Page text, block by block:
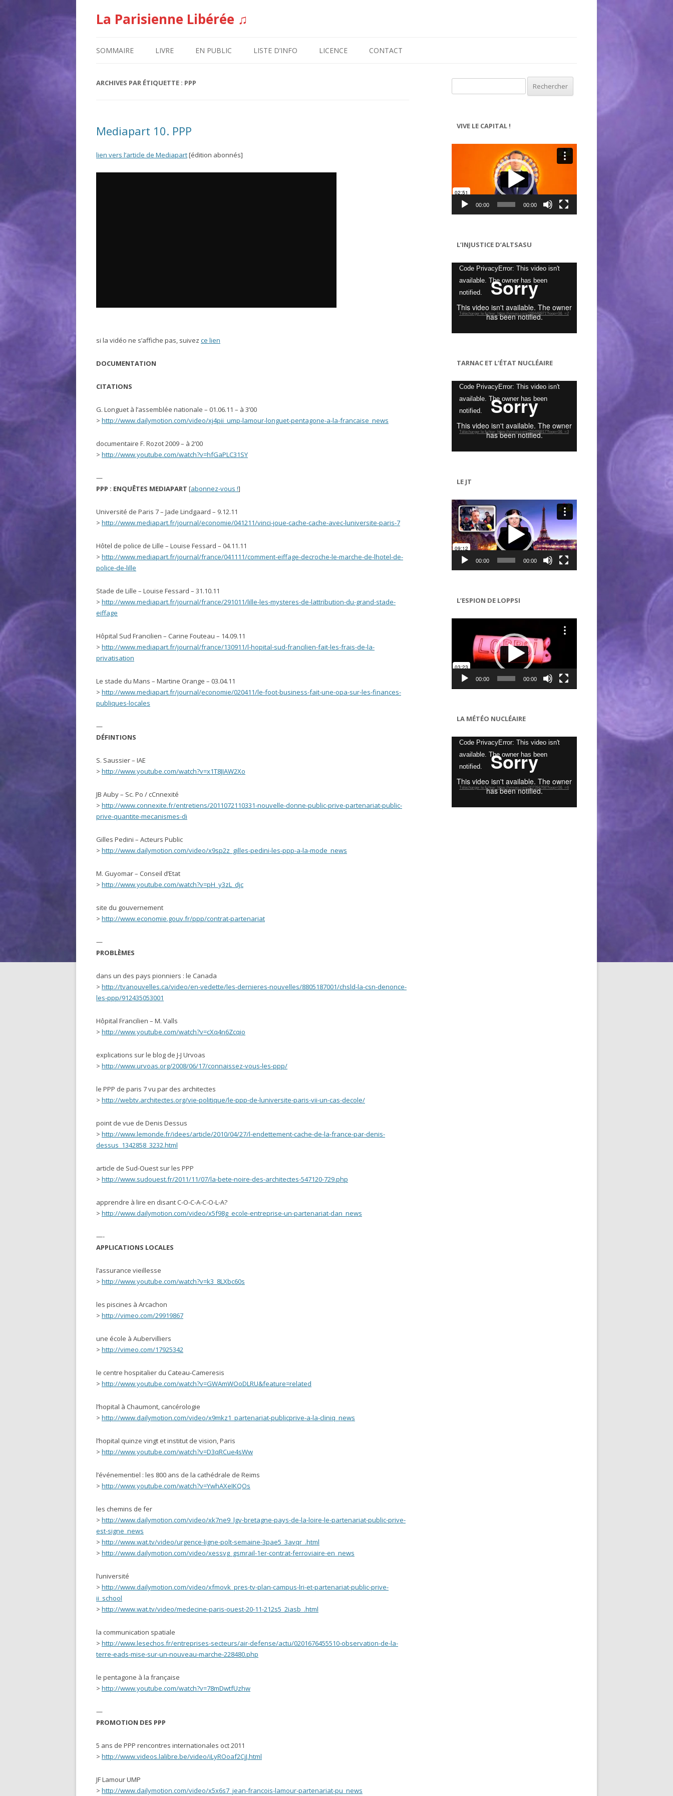
La Parisienne Libérée ♫
SOMMAIRE LIVRE EN PUBLIC LISTE D’INFO LICENCE CONTACT
ARCHIVES PAR ÉTIQUETTE : PPP
Mediapart 10. PPP
lien vers l’article de Mediapart[édition abonnés]
si la vidéo ne s’affiche pas, suivez ce lien
DOCUMENTATION
CITATIONS
G. Longuet à l’assemblée nationale – 01.06.11 – à 3’00
> http://www.dailymotion.com/video/xj4pii_ump-lamour-longuet-pentagone-a-la-francaise_news
documentaire F. Rozot 2009 – à 2’00
> http://www.youtube.com/watch?v=hfGaPLC31SY
—
PPP : ENQUÊTES MEDIAPART [abonnez-vous !]
Université de Paris 7 – Jade Lindgaard – 9.12.11
> http://www.mediapart.fr/journal/economie/041211/vinci-joue-cache-cache-avec-luniversite-paris-7
Hôtel de police de Lille – Louise Fessard – 04.11.11
> http://www.mediapart.fr/journal/france/041111/comment-eiffage-decroche-le-marche-de-lhotel-de-
police-de-lille
Stade de Lille – Louise Fessard – 31.10.11
> http://www.mediapart.fr/journal/france/291011/lille-les-mysteres-de-lattribution-du-grand-stade-
eiffage
Hôpital Sud Francilien – Carine Fouteau – 14.09.11
> http://www.mediapart.fr/journal/france/130911/l-hopital-sud-francilien-fait-les-frais-de-la-
privatisation
Le stade du Mans – Martine Orange – 03.04.11
> http://www.mediapart.fr/journal/economie/020411/le-foot-business-fait-une-opa-sur-les-finances-
publiques-locales
—
DÉFINTIONS
S. Saussier – IAE
> http://www.youtube.com/watch?v=x1T8JIAW2Xo
JB Auby – Sc. Po / cCnnexité
> http://www.connexite.fr/entretiens/2011072110331-nouvelle-donne-public-prive-partenariat-public-
prive-quantite-mecanismes-di
Gilles Pedini – Acteurs Public
> http://www.dailymotion.com/video/x9sp2z_gilles-pedini-les-ppp-a-la-mode_news
M. Guyomar – Conseil d’Etat
> http://www.youtube.com/watch?v=pH_y3zL_djc
site du gouvernement
> http://www.economie.gouv.fr/ppp/contrat-partenariat
—
PROBLÈMES
dans un des pays pionniers : le Canada
> http://tvanouvelles.ca/video/en-vedette/les-dernieres-nouvelles/8805187001/chsld-la-csn-denonce-
les-ppp/912435053001
Hôpital Francilien – M. Valls
> http://www.youtube.com/watch?v=cXq4n6Zcqio
explications sur le blog de J-J Urvoas
> http://www.urvoas.org/2008/06/17/connaissez-vous-les-ppp/
le PPP de paris 7 vu par des architectes
> http://webtv.architectes.org/vie-politique/le-ppp-de-luniversite-paris-vii-un-cas-decole/
point de vue de Denis Dessus
> http://www.lemonde.fr/idees/article/2010/04/27/l-endettement-cache-de-la-france-par-denis-
dessus_1342858_3232.html
article de Sud-Ouest sur les PPP
> http://www.sudouest.fr/2011/11/07/la-bete-noire-des-architectes-547120-729.php
apprendre à lire en disant C-O-C-A-C-O-L-A?
> http://www.dailymotion.com/video/x5f98g_ecole-entreprise-un-partenariat-dan_news
—-
APPLICATIONS LOCALES
l’assurance vieillesse
> http://www.youtube.com/watch?v=k3_8LXbc60s
les piscines à Arcachon
> http://vimeo.com/29919867
une école à Aubervilliers
> http://vimeo.com/17925342
le centre hospitalier du Cateau-Cameresis
> http://www.youtube.com/watch?v=GWAmWOoDLRU&feature=related
l’hopital à Chaumont, cancérologie
> http://www.dailymotion.com/video/x9mkz1_partenariat-publicprive-a-la-cliniq_news
l’hopital quinze vingt et institut de vision, Paris
> http://www.youtube.com/watch?v=D3qRCue4sWw
l’événementiel : les 800 ans de la cathédrale de Reims
> http://www.youtube.com/watch?v=YwhAXeIKQOs
les chemins de fer
> http://www.dailymotion.com/video/xk7ne9_lgv-bretagne-pays-de-la-loire-le-partenariat-public-prive-
est-signe_news
> http://www.wat.tv/video/urgence-ligne-polt-semaine-3pae5_3avqr_.html
> http://www.dailymotion.com/video/xessvg_gsmrail-1er-contrat-ferroviaire-en_news
l’université
> http://www.dailymotion.com/video/xfmovk_pres-tv-plan-campus-lri-et-partenariat-public-prive-
ii_school
> http://www.wat.tv/video/medecine-paris-ouest-20-11-212s5_2iasb_.html
la communication spatiale
> http://www.lesechos.fr/entreprises-secteurs/air-defense/actu/0201676455510-observation-de-la-
terre-eads-mise-sur-un-nouveau-marche-228480.php
le pentagone à la française
> http://www.youtube.com/watch?v=78mDwtfUzhw
—
PROMOTION DES PPP
5 ans de PPP rencontres internationales oct 2011
> http://www.videos.lalibre.be/video/iLyROoaf2CjJ.html
JF Lamour UMP
> http://www.dailymotion.com/video/x5x6s7_jean-francois-lamour-partenariat-pu_news
VIVE LE CAPITAL !
Lecteur
00:00 00:00
L’INJUSTICE D’ALTSASU
Lecteur
vidéo
Code PrivacyError: This video isn't
available. The owner has been
notified.
Télécharger le fichier: https://vimeo.com/288448971?loop=0&_=2
TARNAC ET L’ÉTAT NUCLÉAIRE
Lecteur
vidéo
Code PrivacyError: This video isn't
available. The owner has been
notified.
Télécharger le fichier: https://vimeo.com/259499917?loop=0&_=3
LE JT
Lecteur
vidéo
00:00 00:00
L’ESPION DE LOPPSI
Lecteur
00:00 00:00
LA MÉTÉO NUCLÉAIRE
Lecteur
vidéo
Code PrivacyError: This video isn't
available. The owner has been
notified.
Télécharger le fichier: https://vimeo.com/307284768?loop=0&_=6